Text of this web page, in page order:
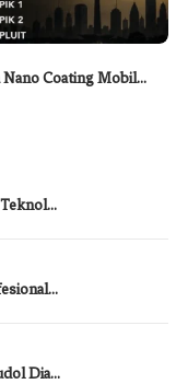
Coating Mobil…
Teknol…
Dia…